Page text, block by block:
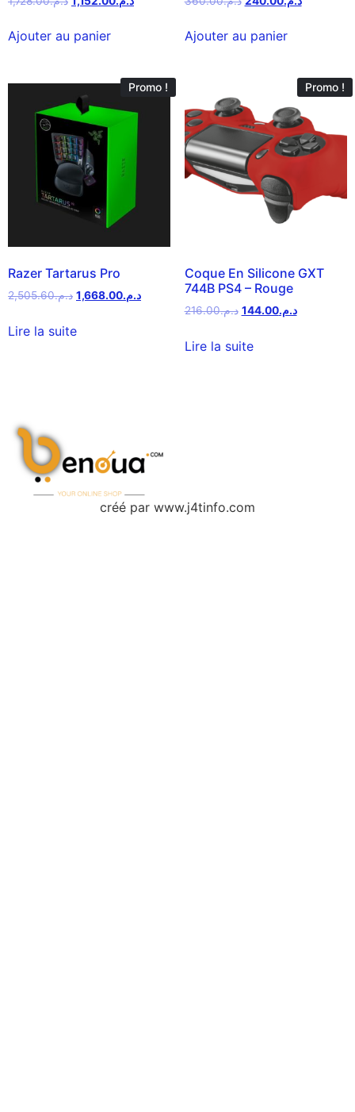
Ajouter au panier Ajouter au panier
Promo !
Razer Tartarus Pro
د.م.2,505.60 د.م.1,668.00
Lire la suite
Promo !
Coque En Silicone GXT
744B PS4 – Rouge
د.م.216.00 د.م.144.00
Lire la suite
créé par www.j4tinfo.com